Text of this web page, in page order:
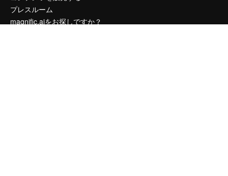
プレスルーム
magnific.aiをお探しですか？